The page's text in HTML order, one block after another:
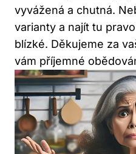
vyvážená a chutná.
varianty a najít tu
blízké. Děkujeme za
vám příjemné